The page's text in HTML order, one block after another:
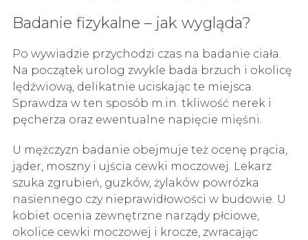
Badanie fizykalne – jak wygląda?
Po wywiadzie przychodzi czas na badanie ciała.
Na początek urolog zwykle bada brzuch i okolicę
lędźwiową, delikatnie uciskając te miejsca.
Sprawdza w ten sposób m.in. tkliwość nerek i
pęcherza oraz ewentualne napięcie mięśni.
U mężczyzn badanie obejmuje też ocenę prącia,
jąder, moszny i ujścia cewki moczowej. Lekarz
szuka zgrubień, guzków, żylaków powrózka
nasiennego czy nieprawidłowości w budowie. U
kobiet ocenia zewnętrzne narządy płciowe,
okolice cewki moczowej i krocze, zwracając